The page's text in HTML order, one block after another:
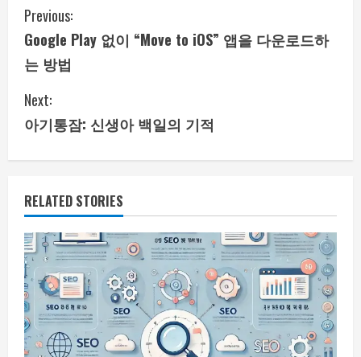
C
o
n
t
i
n
u
e
R
e
Previous:
Google Play 없이 “Move to iOS” 앱을 다운로드하
는 방법
Next:
아기통잠: 신생아 백일의 기적
RELATED STORIES